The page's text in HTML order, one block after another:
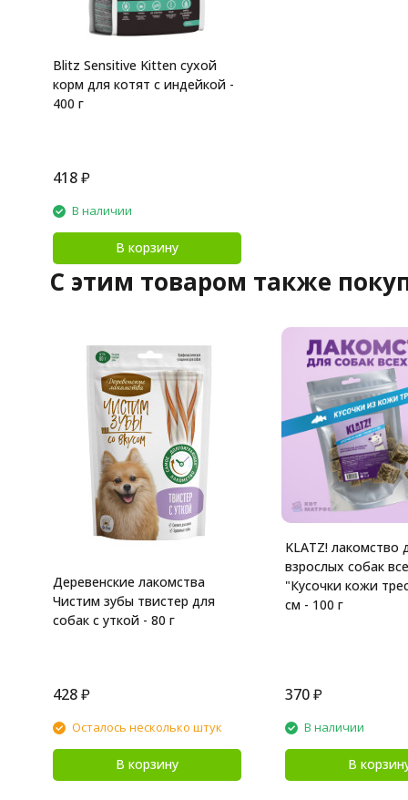
Blitz Sensitive Kitten сухой
корм для котят с индейкой -
400 г
418 ₽
В наличии
В корзину
C этим товаром также
Деревенские лакомства
Чистим зубы твистер для
собак с уткой - 80 г
428 ₽
Осталось несколько штук
В корзину
KLATZ! лакомство
взрослых собак
"Кусочки кожи
см - 100 г
370₽
В наличии
В